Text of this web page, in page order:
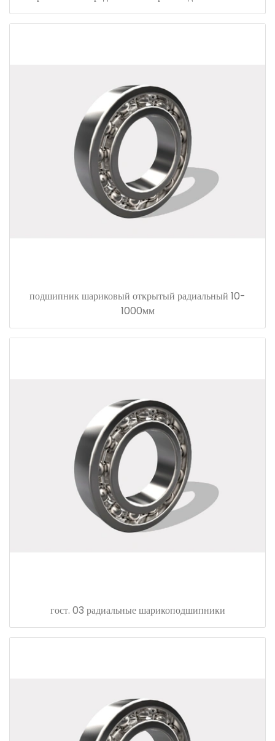
подшипник шариковый открытый радиальный 10-
1000мм
гост. 03 радиальные шарикоподшипники